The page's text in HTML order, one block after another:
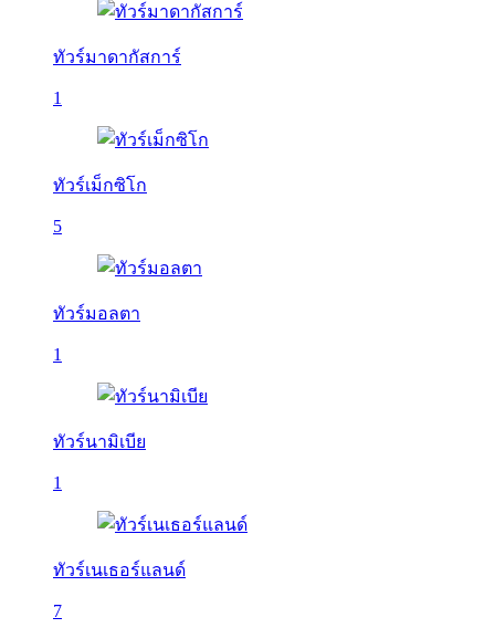
ทัวร์มาดากัสการ์
1
ทัวร์เม็กซิโก
5
ทัวร์มอลตา
1
ทัวร์นามิเบีย
1
ทัวร์เนเธอร์แลนด์
7